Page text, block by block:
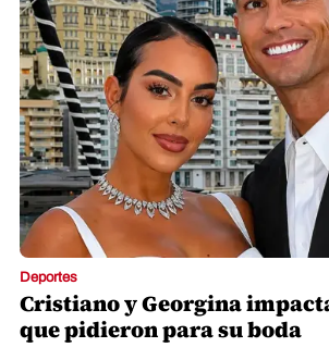
Deportes
Cristiano y Georgina
que pidieron para su boda